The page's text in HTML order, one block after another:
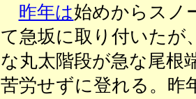
昨年は始めからスノ
て急坂に取り付いたが
な丸太階段が急な尾根
苦労せずに登れる。昨